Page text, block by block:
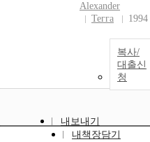
Alexander
Тегга
1994
복사/
대출신
청
내보내기
내책장담기